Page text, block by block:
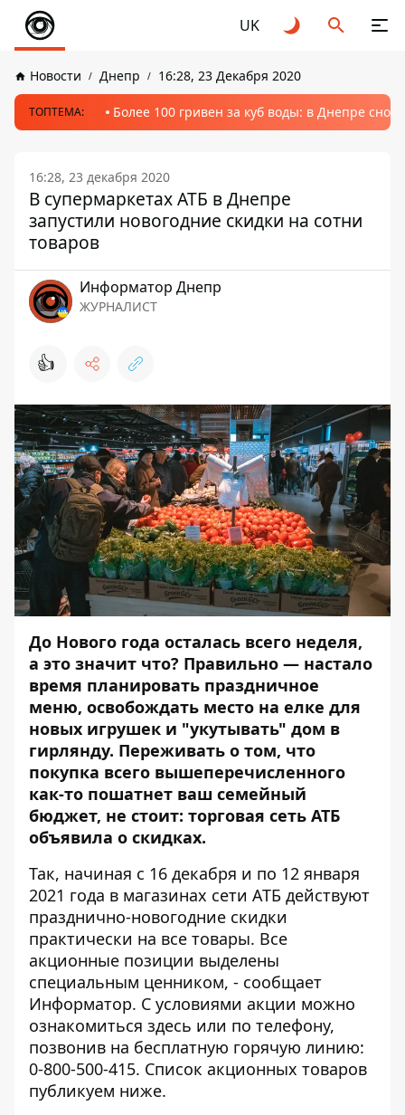
UK
Новости Днепр 16:28, 23 Декабря 2020
ТОПТЕМА: Более 100 гривен за куб воды: в Днепре
16:28, 23 декабря 2020
В супермаркетах АТБ в Днепре
запустили новогодние скидки на сотни
товаров
Информатор Днепр
ЖУРНАЛИСТ
👍
До Нового года осталась всего неделя,
а это значит что? Правильно — настало
время планировать праздничное
меню, освобождать место на елке для
новых игрушек и "укутывать" дом в
гирлянду. Переживать о том, что
покупка всего вышеперечисленного
как-то пошатнет ваш семейный
бюджет, не стоит: торговая сеть АТБ
объявила о скидках.
Так, начиная с 16 декабря и по 12 января
2021 года в магазинах сети АТБ действуют
празднично-новогодние скидки
практически на все товары. Все
акционные позиции выделены
специальным ценником, - сообщает
Информатор. С условиями акции можно
ознакомиться здесь или по телефону,
позвонив на бесплатную горячую линию:
0-800-500-415. Список акционных товаров
публикуем ниже.